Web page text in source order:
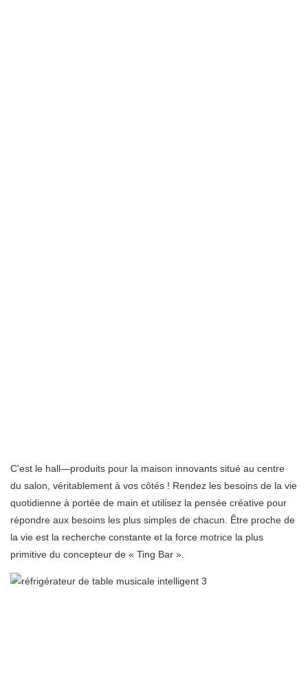
C'est le hall—produits pour la maison innovants situé au centre
du salon, véritablement à vos côtés ! Rendez les besoins de la vie
quotidienne à portée de main et utilisez la pensée créative pour
répondre aux besoins les plus simples de chacun. Être proche de
la vie est la recherche constante et la force motrice la plus
primitive du concepteur de « Ting Bar ».